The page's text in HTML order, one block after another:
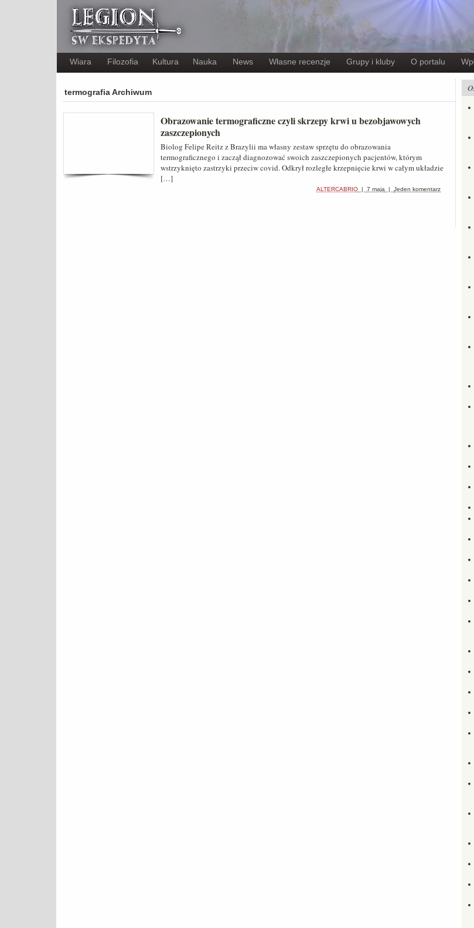
Wiara Filozofia Kultura Nauka News Własne recenzje Grupy i kluby O portalu
termografia Archiwum
Obrazowanie termograficzne czyli skrzepy krwi u bezobjawowych
zaszczepionych
Biolog Felipe Reitz z Brazylii ma własny zestaw sprzętu do obrazowania
termograficznego i zaczął diagnozować swoich zaszczepionych pacjentów, którym
wstrzyknięto zastrzyki przeciw covid. Odkrył rozległe krzepnięcie krwi w całym układzie
[…]
ALTERCABRIO | 7 maja | Jeden komentarz